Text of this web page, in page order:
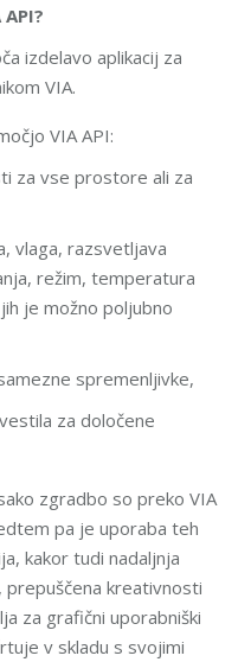
API?
izdelavo aplikacij za
VIA.
VIA API:
za vse prostore ali za
vlaga, razsvetljava
režim, temperatura
je možno poljubno
spremenljivke,
za določene
zgradbo so preko VIA
pa je uporaba teh
kakor tudi nadaljnja
kreativnosti
za grafični uporabniški
v skladu s svojimi